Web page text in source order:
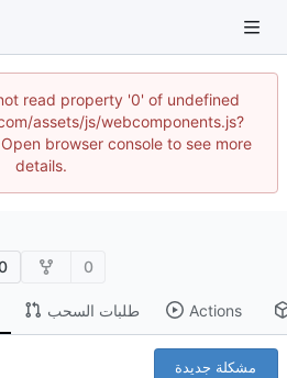
read property '0' of undefined
assets/js/webcomponents.js?
browser console to see more
details.
0
طلبات السحب Actions
مشكلة جديدة